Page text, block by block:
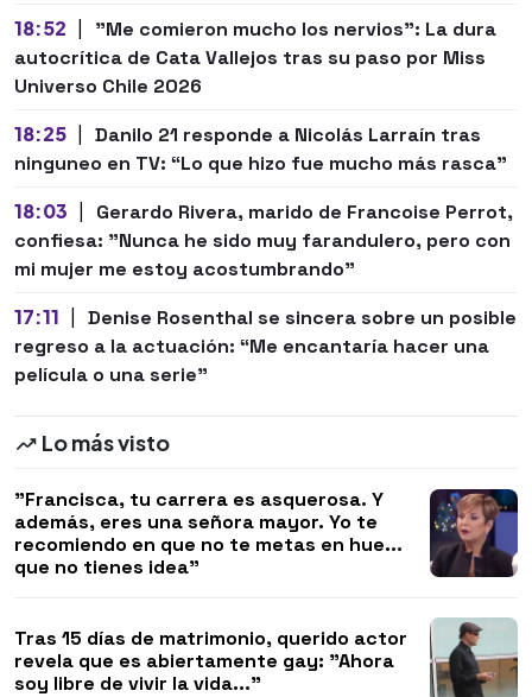
18:52 |
"Me comieron mucho los nervios": La dura
autocrítica de Cata Vallejos tras su paso por Miss
Universo Chile 2026
18:25 | Danilo 21 responde a Nicolás Larraín tras
ninguneo en TV: “Lo que hizo fue mucho más rasca”
18:03 |
Gerardo Rivera, marido de Francoise Perrot,
confiesa: "Nunca he sido muy farandulero, pero con
mi mujer me estoy acostumbrando"
17:11 | Denise Rosenthal se sincera sobre un posible
regreso a la actuación: “Me encantaría hacer una
película o una serie"
Lo más visto
"Francisca, tu carrera es asquerosa. Y
además, eres una señora mayor. Yo te
recomiendo en que no te metas en hue...
que no tienes idea"
Tras 15 días de matrimonio, querido actor
revela que es abiertamente gay: "Ahora
soy libre de vivir la vida..."